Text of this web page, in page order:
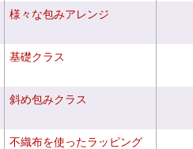
様々な包みアレンジ
基礎クラス
斜め包みクラス
不織布を使ったラッピング